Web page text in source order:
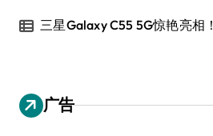
三星Galaxy C55 5G惊艳亮相！
广告